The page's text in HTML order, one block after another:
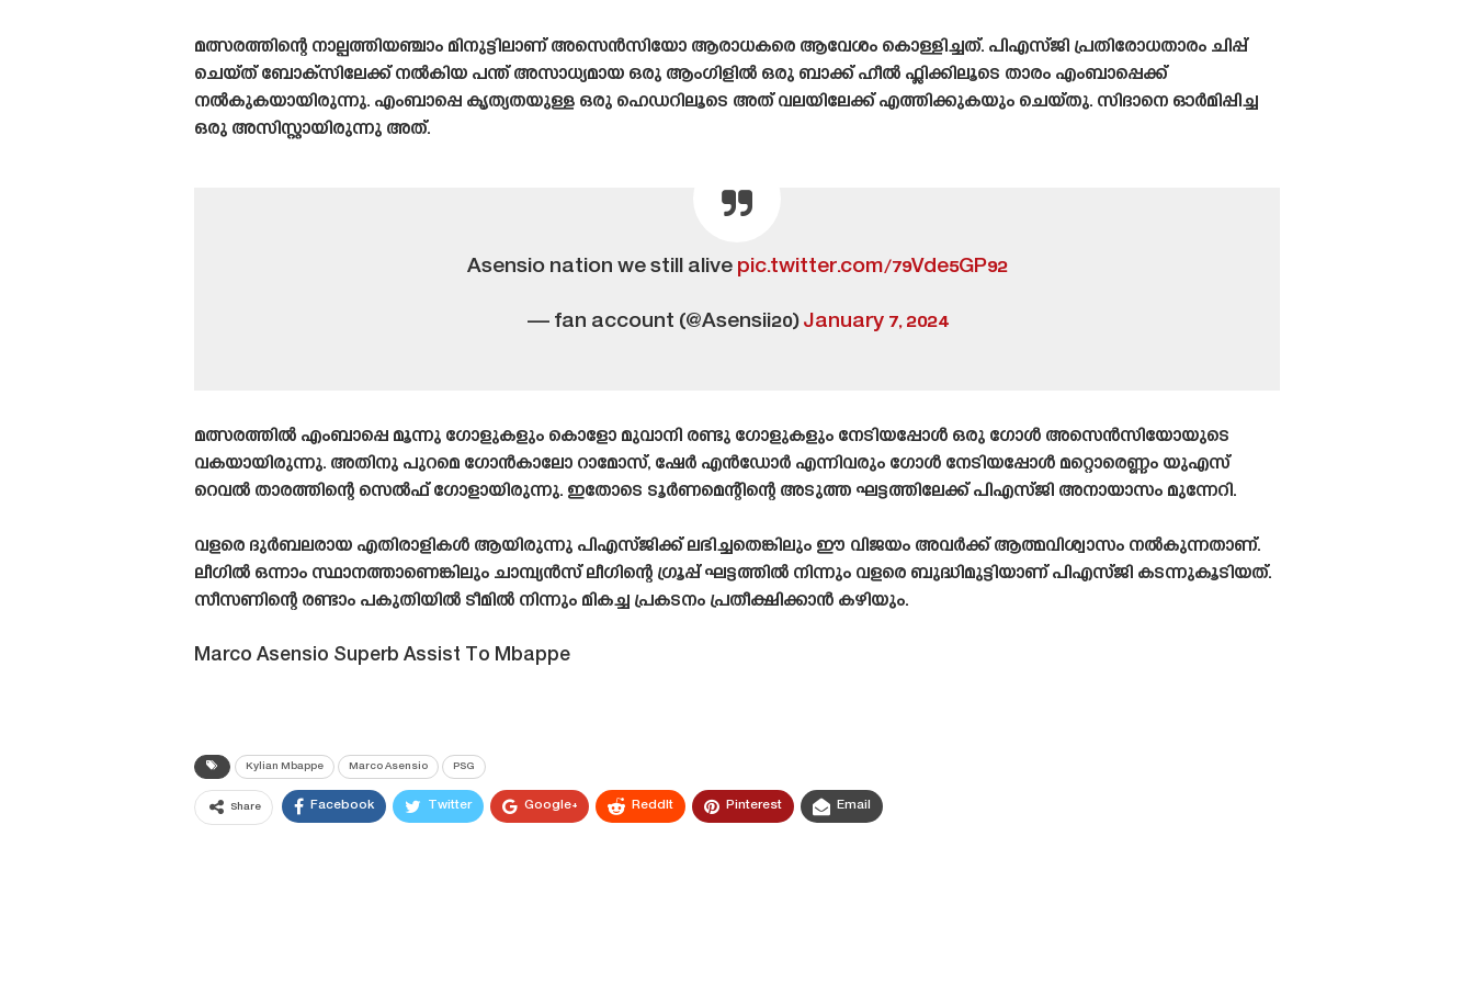
മത്സരത്തിന്റെ നാല്പത്തിയഞ്ചാം മിനുട്ടിലാണ് അസെൻസിയോ ആരാധകരെ ആവേശം കൊള്ളിച്ചത്. പിഎസ്‌ജി പ്രതിരോധതാരം ചിപ്പ്
ചെയ്‌ത്‌ ബോക്‌സിലേക്ക് നൽകിയ പന്ത് അസാധ്യമായ ഒരു ആംഗിളിൽ ഒരു ബാക്ക് ഹീൽ ഫ്ലിക്കിലൂടെ താരം എംബാപ്പെക്ക്
നൽകുകയായിരുന്നു. എംബാപ്പെ കൃത്യതയുള്ള ഒരു ഹെഡറിലൂടെ അത് വലയിലേക്ക് എത്തിക്കുകയും ചെയ്‌തു. സിദാനെ ഓർമിപ്പിച്ച
ഒരു അസിസ്റ്റായിരുന്നു അത്.
Asensio nation we still alive pic.twitter.com/79Vde5GP92
— fan account (@Asensii20)January 7, 2024
മത്സരത്തിൽ എംബാപ്പെ മൂന്നു ഗോളുകളും കൊളോ മുവാനി രണ്ടു ഗോളുകളും നേടിയപ്പോൾ ഒരു ഗോൾ അസെൻസിയോയുടെ
വകയായിരുന്നു. അതിനു പുറമെ ഗോൻകാലോ റാമോസ്, ഷേർ എൻഡോർ എന്നിവരും ഗോൾ നേടിയപ്പോൾ മറ്റൊരെണ്ണം യുഎസ്
റെവൽ താരത്തിന്റെ സെൽഫ് ഗോളായിരുന്നു. ഇതോടെ ടൂർണമെന്റിന്റെ അടുത്ത ഘട്ടത്തിലേക്ക് പിഎസ്‌ജി അനായാസം മുന്നേറി.
വളരെ ദുർബലരായ എതിരാളികൾ ആയിരുന്നു പിഎസ്‌ജിക്ക് ലഭിച്ചതെങ്കിലും ഈ വിജയം അവർക്ക് ആത്മവിശ്വാസം നൽകുന്നതാണ്.
ലീഗിൽ ഒന്നാം സ്ഥാനത്താണെങ്കിലും ചാമ്പ്യൻസ് ലീഗിന്റെ ഗ്രൂപ്പ് ഘട്ടത്തിൽ നിന്നും വളരെ ബുദ്ധിമുട്ടിയാണ് പിഎസ്‌ജി കടന്നുകൂടിയത്.
സീസണിന്റെ രണ്ടാം പകുതിയിൽ ടീമിൽ നിന്നും മികച്ച പ്രകടനം പ്രതീക്ഷിക്കാൻ കഴിയും.
Marco Asensio Superb Assist To Mbappe
Kylian Mbappe Marco Asensio PSG
Share Facebook Twitter Google+ ReddIt Pinterest Email